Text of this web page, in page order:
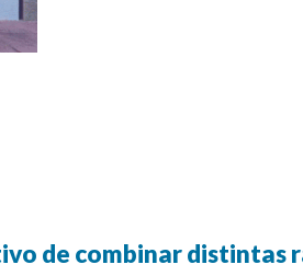
de combinar distintas